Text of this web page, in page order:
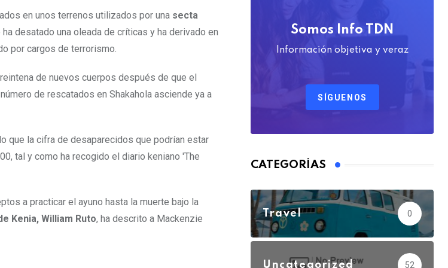
en unos terrenos utilizados por una secta
desatado una oleada de críticas y ha derivado en
por cargos de terrorismo.
de nuevos cuerpos después de que el
de rescatados en Shakahola asciende ya a
que la cifra de desaparecidos que podrían estar
tal y como ha recogido el diario keniano 'The
a practicar el ayuno hasta la muerte bajo la
Kenia, William Ruto, ha descrito a Mackenzie
Somos Info TDN
Información objetiva y veraz
SÍGUENOS
CATEGORÍAS
Travel 0
Uncategorized 52